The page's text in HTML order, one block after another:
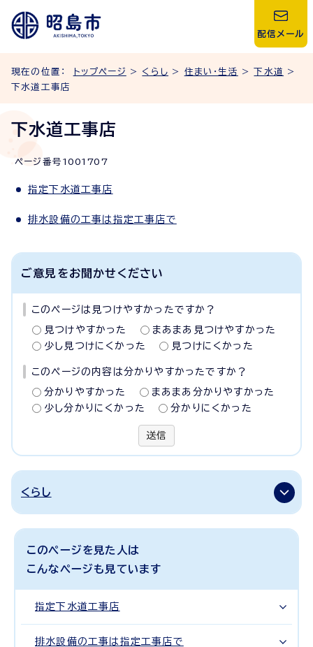
配信メール
現在の位置： トップページ > くらし > 住まい・生活 >下水道
>
下水道工事店
下水道工事店
ページ番号 1001707
指定下水道工事店
排水設備の工事は指定工事店で
ご意見をお聞かせください
このページは見つけやすかったですか？
見つけやすかった
まあまあ見つけやすかった
少し見つけにくかった
見つけにくかった
このページの内容は分かりやすかったですか？
分かりやすかった
まあまあ分かりやすかった
少し分かりにくかった
分かりにくかった
送信
くらし
このページを見た人は
こんなページも見ています
指定下水道工事店
排水設備の工事は指定工事店で